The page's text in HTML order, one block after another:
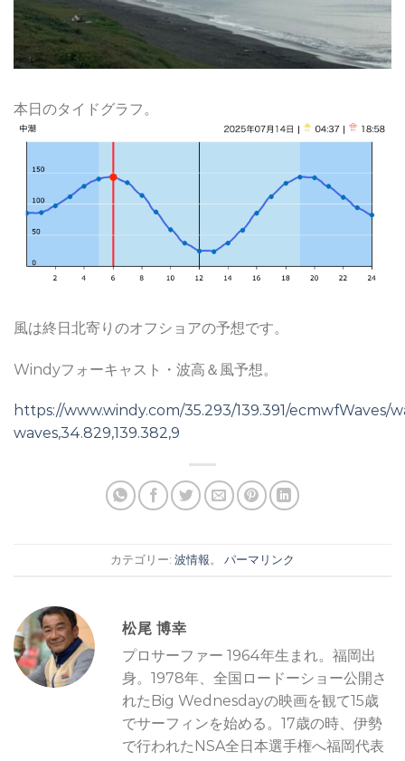
本日のタイドグラフ。
風は終日北寄りのオフショアの予想です。
Windyフォーキャスト・波高＆風予想。
https://www.windy.com/35.293/139.391/ecmwfWaves/
waves,34.829,139.382,9
カテゴリー: 波情報 。 パーマリンク
松尾 博幸
プロサーファー 1964年生まれ。福岡出
身。1978年、全国ロードーショー公開さ
れたBig Wednesdayの映画を観て15歳
でサーフィンを始める。17歳の時、伊勢
で行われたNSA全日本選手権へ福岡代表